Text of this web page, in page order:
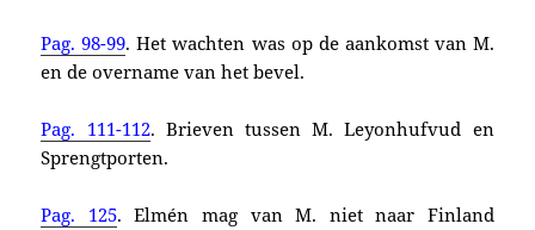
Pag. 98-99. Het wachten was op de aankomst van M.
en de overname van het bevel.
Pag. 111-112. Brieven tussen M. Leyonhufvud en
Sprengtporten.
Pag. 125. Elmén mag van M. niet naar Finland